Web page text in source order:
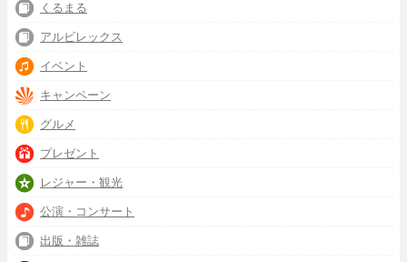
くるまる
アルビレックス
イベント
キャンペーン
グルメ
プレゼント
レジャー・観光
公演・コンサート
出版・雑誌